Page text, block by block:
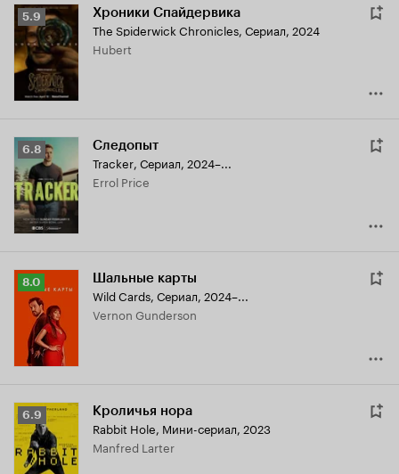
Рейтинг
Кинопоиска
5.9
5.9 Хроники Спайдервика
The Spiderwick Chronicles, Сериал, 2024
Hubert
Рейтинг
Кинопоиска
6.8
6.8 Следопыт
Tracker, Сериал, 2024–...
Errol Price
Рейтинг
Кинопоиска
8.0
8.0 Шальные карты
Wild Cards, Сериал, 2024–...
Vernon Gunderson
Рейтинг
Кинопоиска
6.9
6.9 Кроличья нора
Rabbit Hole, Мини-сериал, 2023
Manfred Larter